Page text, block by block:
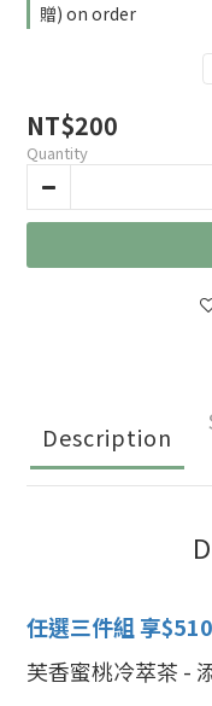
贈) on order
NT$200
Quantity
Description
任選三件組 享
芙香蜜桃冷萃茶 -